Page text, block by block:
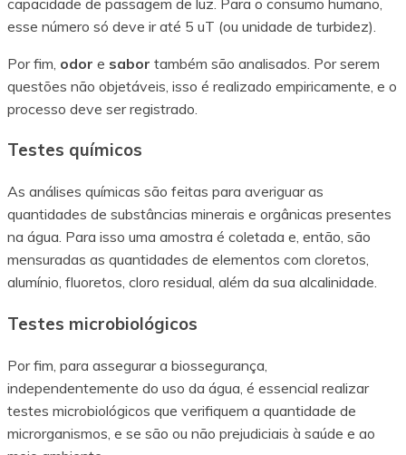
esse número só deve ir até 5 uT (ou unidade de turbidez).
Por fim, odor e sabor também são analisados. Por serem
questões não objetáveis, isso é realizado empiricamente, e o
processo deve ser registrado.
Testes químicos
As análises químicas são feitas para averiguar as
quantidades de substâncias minerais e orgânicas presentes
na água. Para isso uma amostra é coletada e, então, são
mensuradas as quantidades de elementos com cloretos,
alumínio, fluoretos, cloro residual, além da sua alcalinidade.
Testes microbiológicos
Por fim, para assegurar a biossegurança,
independentemente do uso da água, é essencial realizar
testes microbiológicos que verifiquem a quantidade de
microrganismos, e se são ou não prejudiciais à saúde e ao